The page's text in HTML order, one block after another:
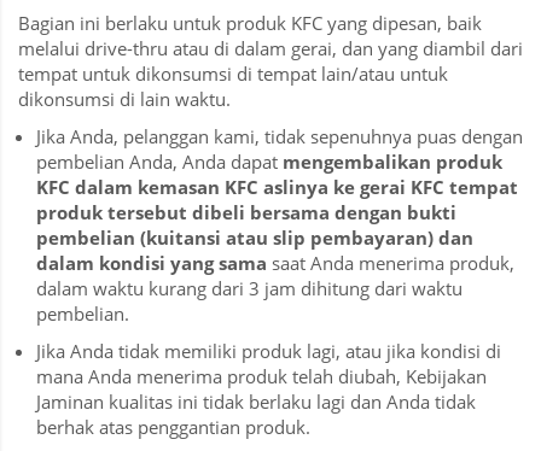
Bagian ini berlaku untuk produk KFC yang dipesan, baik
melalui drive-thru atau di dalam gerai, dan yang diambil dari
tempat untuk dikonsumsi di tempat lain/atau untuk
dikonsumsi di lain waktu.
Jika Anda, pelanggan kami, tidak sepenuhnya puas dengan
pembelian Anda, Anda dapat mengembalikan produk
KFC dalam kemasan KFC aslinya ke gerai KFC tempat
produk tersebut dibeli bersama dengan bukti
pembelian (kuitansi atau slip pembayaran) dan
dalam kondisi yang sama saat Anda menerima produk,
dalam waktu kurang dari 3 jam dihitung dari waktu
pembelian.
Jika Anda tidak memiliki produk lagi, atau jika kondisi di
mana Anda menerima produk telah diubah, Kebijakan
Jaminan kualitas ini tidak berlaku lagi dan Anda tidak
berhak atas penggantian produk.